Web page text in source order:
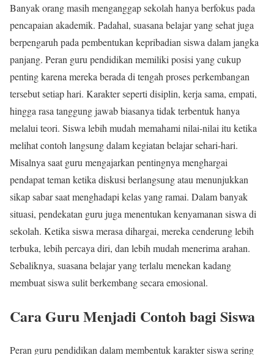
Banyak orang masih menganggap sekolah hanya berfokus pada
pencapaian akademik. Padahal, suasana belajar yang sehat juga
berpengaruh pada pembentukan kepribadian siswa dalam jangka
panjang. Peran guru pendidikan memiliki posisi yang cukup
penting karena mereka berada di tengah proses perkembangan
tersebut setiap hari. Karakter seperti disiplin, kerja sama, empati,
hingga rasa tanggung jawab biasanya tidak terbentuk hanya
melalui teori. Siswa lebih mudah memahami nilai-nilai itu ketika
melihat contoh langsung dalam kegiatan belajar sehari-hari.
Misalnya saat guru mengajarkan pentingnya menghargai
pendapat teman ketika diskusi berlangsung atau menunjukkan
sikap sabar saat menghadapi kelas yang ramai. Dalam banyak
situasi, pendekatan guru juga menentukan kenyamanan siswa di
sekolah. Ketika siswa merasa dihargai, mereka cenderung lebih
terbuka, lebih percaya diri, dan lebih mudah menerima arahan.
Sebaliknya, suasana belajar yang terlalu menekan kadang
membuat siswa sulit berkembang secara emosional.
Cara Guru Menjadi Contoh bagi Siswa
Peran guru pendidikan dalam membentuk karakter siswa sering